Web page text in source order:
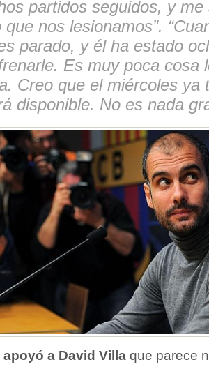
partidos seguidos, y me
que nos lesionamos”.
parado, y él ha estado
Es muy poca cosa
Creo que el miércoles ya
disponible. No es nada
apoyó a David Villa que parece